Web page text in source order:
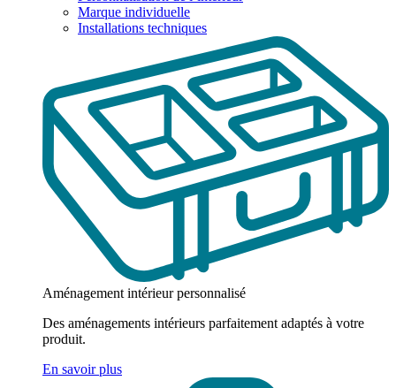
Marque individuelle
Installations techniques
Aménagement intérieur personnalisé
Des aménagements intérieurs parfaitement adaptés à votre
produit.
En savoir plus